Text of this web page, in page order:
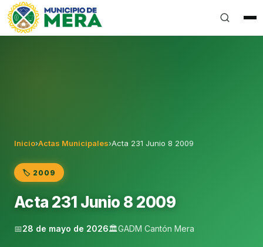
Gobierno Autónomo Descentralizado Municipal del
Inicio›Actas Municipales›Acta 231 Junio 8 2009
🏷️ 2009
Acta 231 Junio 8 2009
📅28 de mayo de 2026🏛️GADM Cantón Mera